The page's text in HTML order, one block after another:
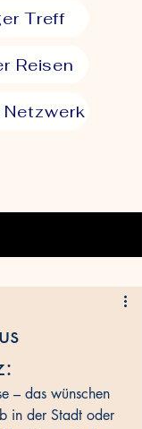
Treff
Reisen
– das wünschen
in der Stadt oder